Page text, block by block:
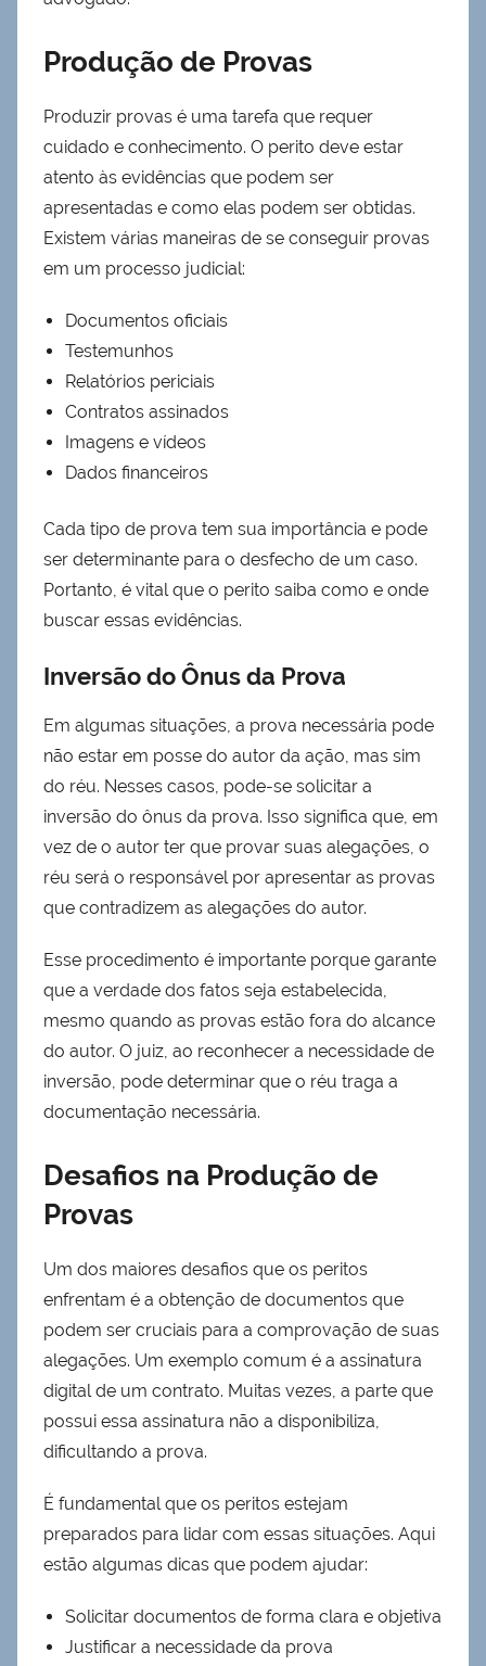
Produção de Provas
Produzir provas é uma tarefa que requer
cuidado e conhecimento. O perito deve estar
atento às evidências que podem ser
apresentadas e como elas podem ser obtidas.
Existem várias maneiras de se conseguir provas
em um processo judicial:
Documentos oficiais
Testemunhos
Relatórios periciais
Contratos assinados
Imagens e vídeos
Dados financeiros
Cada tipo de prova tem sua importância e pode
ser determinante para o desfecho de um caso.
Portanto, é vital que o perito saiba como e onde
buscar essas evidências.
Inversão do Ônus da Prova
Em algumas situações, a prova necessária pode
não estar em posse do autor da ação, mas sim
do réu. Nesses casos, pode-se solicitar a
inversão do ônus da prova. Isso significa que, em
vez de o autor ter que provar suas alegações, o
réu será o responsável por apresentar as provas
que contradizem as alegações do autor.
Esse procedimento é importante porque garante
que a verdade dos fatos seja estabelecida,
mesmo quando as provas estão fora do alcance
do autor. O juiz, ao reconhecer a necessidade de
inversão, pode determinar que o réu traga a
documentação necessária.
Desafios na Produção de
Provas
Um dos maiores desafios que os peritos
enfrentam é a obtenção de documentos que
podem ser cruciais para a comprovação de suas
alegações. Um exemplo comum é a assinatura
digital de um contrato. Muitas vezes, a parte que
possui essa assinatura não a disponibiliza,
dificultando a prova.
É fundamental que os peritos estejam
preparados para lidar com essas situações. Aqui
estão algumas dicas que podem ajudar:
Solicitar documentos de forma clara e objetiva
Justificar a necessidade da prova